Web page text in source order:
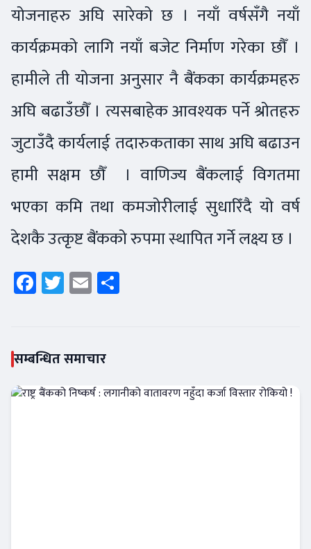
योजनाहरु अघि सारेको छ । नयाँ वर्षसँगै नयाँ
कार्यक्रमको लागि नयाँ बजेट निर्माण गरेका छौँ ।
हामीले ती योजना अनुसार नै बैंकका कार्यक्रमहरु
अघि बढाउँछौँ । त्यसबाहेक आवश्यक पर्ने श्रोतहरु
जुटाउँदै कार्यलाई तदारुकताका साथ अघि बढाउन
हामी सक्षम छौँ । वाणिज्य बैंकलाई विगतमा
भएका कमि तथा कमजोरीलाई सुधारिँदै यो वर्ष
देशकै उत्कृष्ट बैंकको रुपमा स्थापित गर्ने लक्ष्य छ ।
Facebook
Twitter
Email
सम्बन्धित समाचार